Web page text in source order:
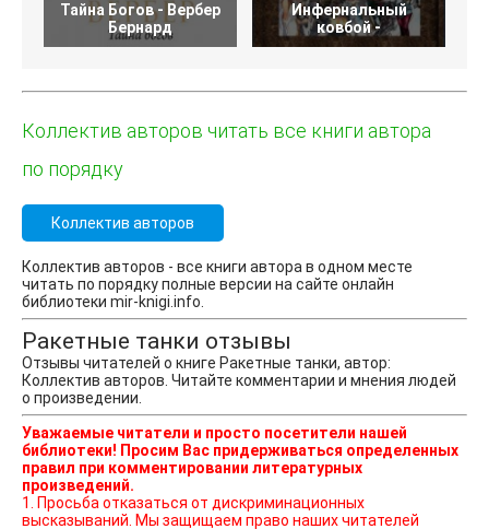
Тайна Богов - Вербер
Бернард
Инфернальный
ковбой -
Коллектив авторов читать все книги автора
по порядку
Коллектив авторов
Коллектив авторов - все книги автора в одном месте
читать по порядку полные версии на сайте онлайн
библиотеки mir-knigi.info.
Ракетные танки отзывы
Отзывы читателей о книге Ракетные танки, автор:
Коллектив авторов. Читайте комментарии и мнения людей
о произведении.
Уважаемые читатели и просто посетители нашей
библиотеки! Просим Вас придерживаться определенных
правил при комментировании литературных
произведений.
1. Просьба отказаться от дискриминационных
высказываний. Мы защищаем право наших читателей